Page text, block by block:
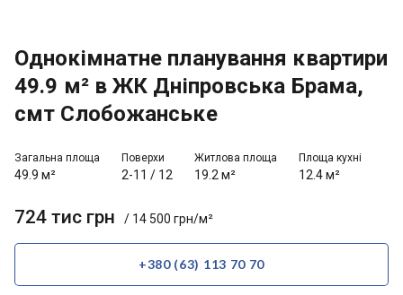
Однокімнатне планування квартири
49.9 м² в ЖК Дніпровська Брама,
смт Слобожанське
Загальна площа
49.9 м²
Поверхи
2-11 / 12
Житлова площа
19.2 м²
Площа кухні
12.4 м²
724 тис грн / 14 500 грн/м²
+380 (63) 113 70 70